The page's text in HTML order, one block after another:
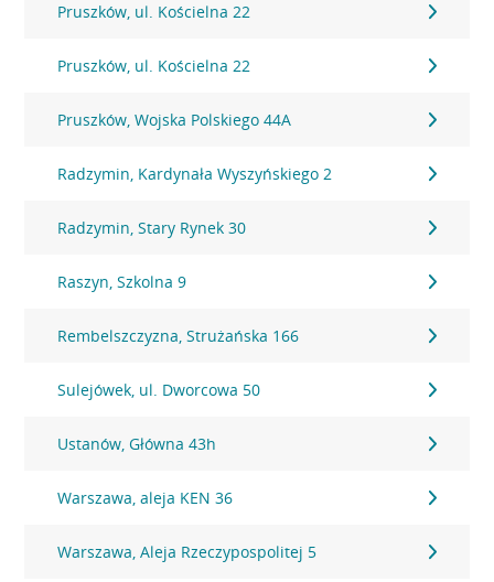
Pruszków, ul. Kościelna 22
Pruszków, ul. Kościelna 22
Pruszków, Wojska Polskiego 44A
Radzymin, Kardynała Wyszyńskiego 2
Radzymin, Stary Rynek 30
Raszyn, Szkolna 9
Rembelszczyzna, Strużańska 166
Sulejówek, ul. Dworcowa 50
Ustanów, Główna 43h
Warszawa, aleja KEN 36
Warszawa, Aleja Rzeczypospolitej 5